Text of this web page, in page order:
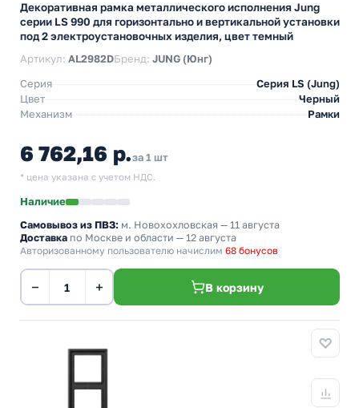
Декоративная рамка металлического исполнения Jung
серии LS 990 для горизонтально и вертикальной установки
под 2 электроустановочных изделия, цвет темный
Артикул: AL2982DБренд: JUNG (Юнг)
Серия
Серия LS (Jung)
Цвет
Черный
Механизм
Рамки
6 762,16 р.за 1 шт
* цена указана с учетом НДС.
Наличие
Самовывоз из ПВЗ: м. Новохохловская — 11 августа
Доставка по Москве и области — 12 августа
Авторизованному пользователю начислим 68 бонусов
− + В корзину